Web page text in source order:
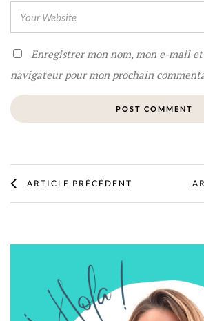
Enregistrer mon nom, mon e-mail
navigateur pour mon prochain
ARTICLE PRÉCÉDENT